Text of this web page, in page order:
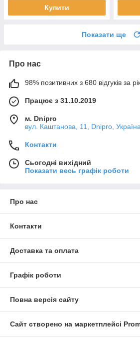
Купити
Показати ще
Про нас
98% позитивних з 680 відгуків за
Працює з 31.10.2019
м. Dnipro
вул. Каштанова, 11, Dnipro,
Контакти
Сьогодні вихідний
Показати весь графік роботи
Про нас
Контакти
Доставка та оплата
Графік роботи
Повна версія сайту
Сайт створено на маркетплейсі